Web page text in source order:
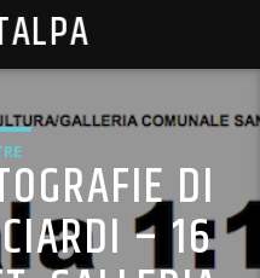
DI
– 16